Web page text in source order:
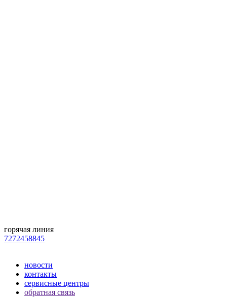
горячая линия
7272458845
новости
контакты
сервисные центры
обратная связь